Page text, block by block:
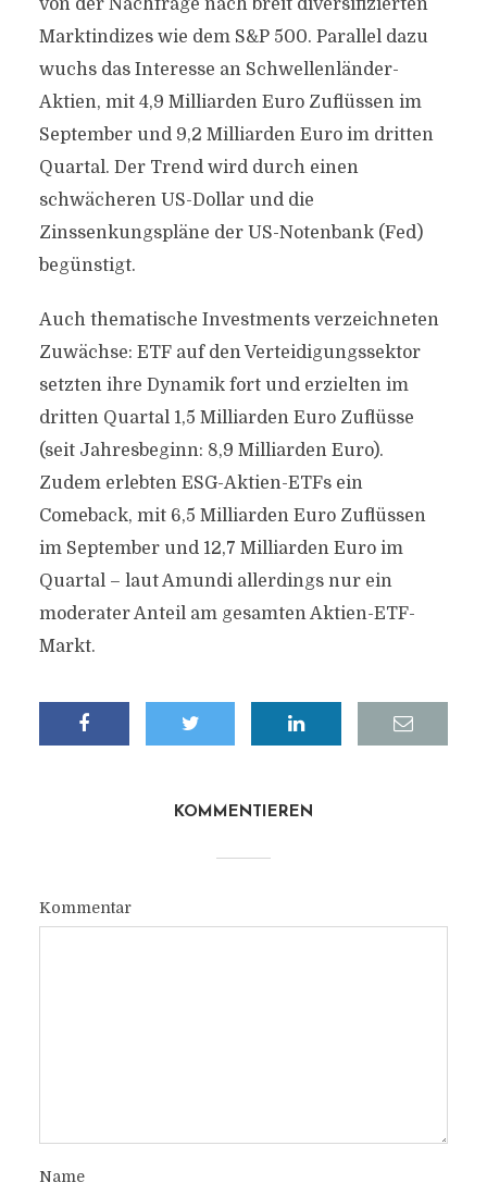
von der Nachfrage nach breit diversifizierten
Marktindizes wie dem S&P 500. Parallel dazu
wuchs das Interesse an Schwellenländer-
Aktien, mit 4,9 Milliarden Euro Zuflüssen im
September und 9,2 Milliarden Euro im dritten
Quartal. Der Trend wird durch einen
schwächeren US-Dollar und die
Zinssenkungspläne der US-Notenbank (Fed)
begünstigt.
Auch thematische Investments verzeichneten
Zuwächse: ETF auf den Verteidigungssektor
setzten ihre Dynamik fort und erzielten im
dritten Quartal 1,5 Milliarden Euro Zuflüsse
(seit Jahresbeginn: 8,9 Milliarden Euro).
Zudem erlebten ESG-Aktien-ETFs ein
Comeback, mit 6,5 Milliarden Euro Zuflüssen
im September und 12,7 Milliarden Euro im
Quartal – laut Amundi allerdings nur ein
moderater Anteil am gesamten Aktien-ETF-
Markt.
KOMMENTIEREN
Kommentar
Name